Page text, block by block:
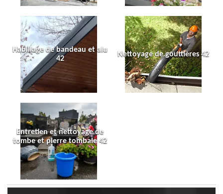
Habillage de bandeau et alu
42
Nettoyage de gouttières 42
Entretien et nettoyage de
tombe et pierre tombale 42